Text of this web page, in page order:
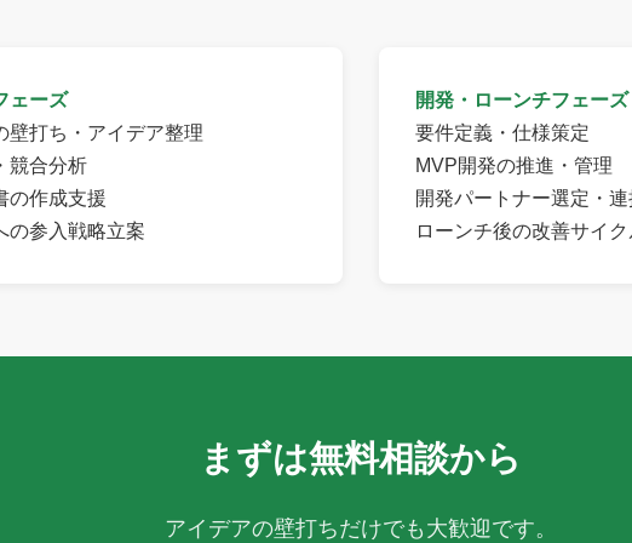
ェーズ
壁打ち・アイデア整理
競合分析
の作成支援
の参入戦略立案
開発・ローンチフェーズ
要件定義・仕様策定
MVP開発の推進・管理
開発パートナー選定・連
ローンチ後の改善サイ
まずは無料相談から
アイデアの壁打ちだけでも大歓迎です。